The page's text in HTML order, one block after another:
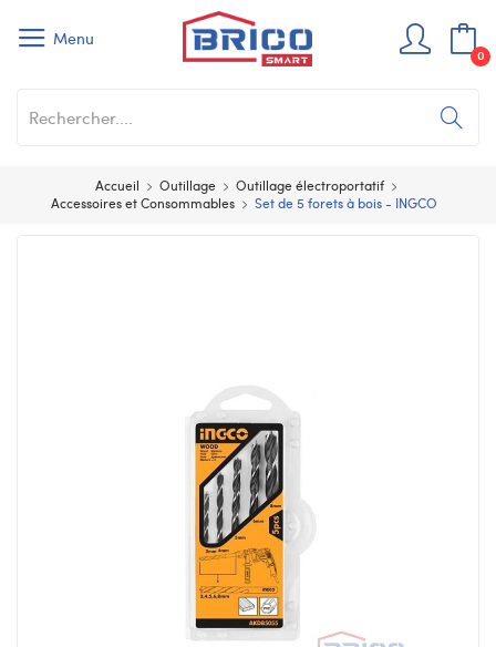
Menu
0
Accueil Outillage
Outillage électroportatif
Accessoires et Consommables
Set de 5 forets à bois - INGCO